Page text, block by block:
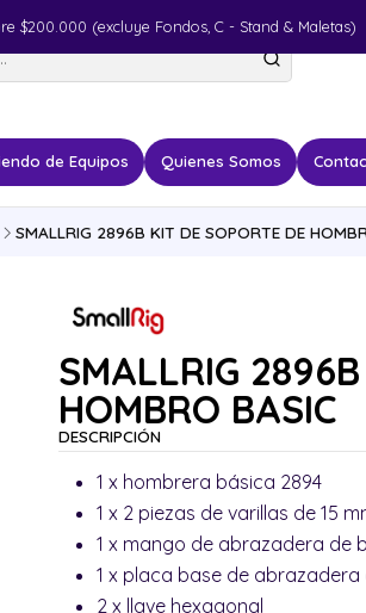
de Equipos Quienes Somos
$200.000 (excluye Fondos, C - Stand & Maletas)
SMALLRIG 2896B KIT DE SOPORTE DE
SMALLRIG
HOMBRO BASIC
DESCRIPCIÓN
1 x hombrera básica 2894
1 x 2 piezas de varillas de 15
1 x mango de abrazadera de
1 x placa base de abrazadera
2 x llave hexagonal